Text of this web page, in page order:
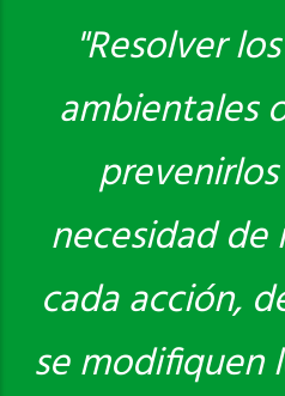
Saber
"Resolver
ambientales
necesidad
cada acción,
se modifiquen